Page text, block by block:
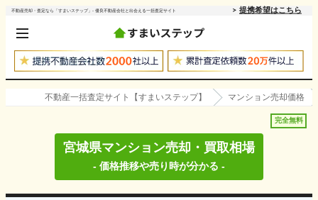
不動産売却・査定なら「すまいステップ」- 優良不動産会社と出会える一括査定サイト 提携希望はこちら
不動産一括査定サイト【すまいステップ】 マンション売却価格
完全無料
宮城県マンション売却・買取相場
- 価格推移や売り時が分かる -